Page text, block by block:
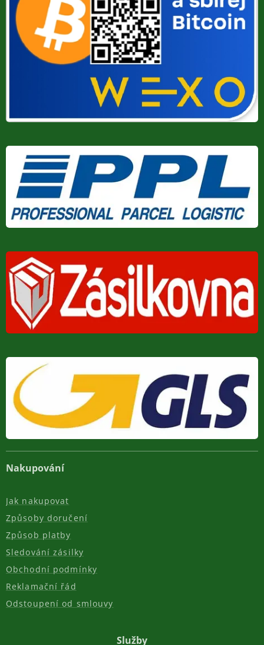
Nakupování
Jak nakupovat
Způsoby doručení
Způsob platby
Sledování zásilky
Obchodní podmínky
Reklamační řád
Odstoupení od smlouvy
Služby